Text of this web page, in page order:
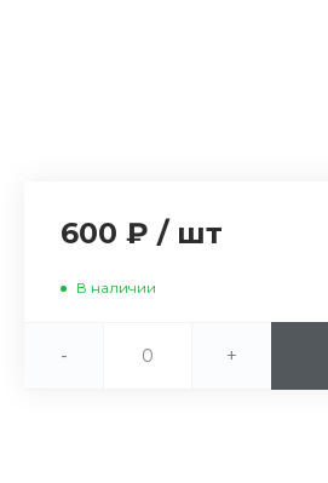
600 ₽ / шт
В наличии
- +